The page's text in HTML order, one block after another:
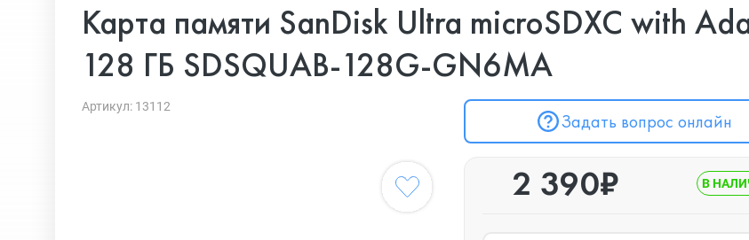
Карта памяти SanDisk Ultra microSDXC with
128 ГБ SDSQUAB-128G-GN6MA
Артикул: 13112
Задать вопрос онлайн
2 390₽ В